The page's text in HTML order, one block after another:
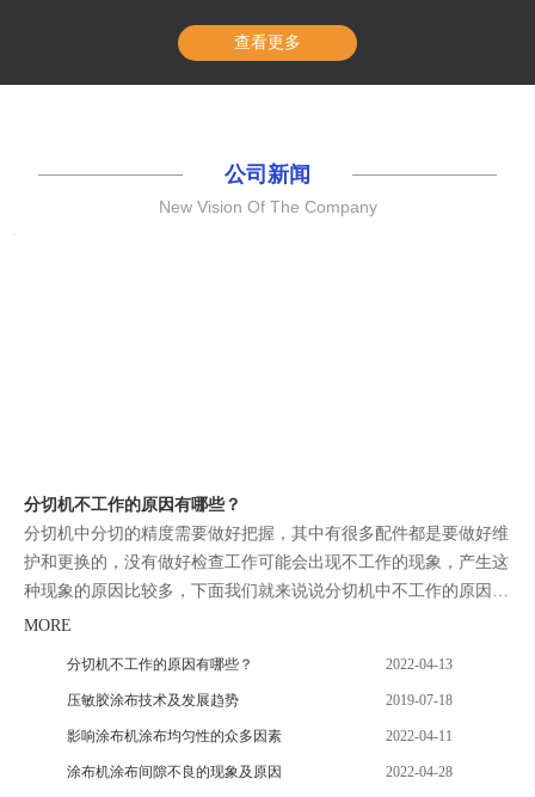
查看更多
公司新闻
New Vision Of The Company
分切机不工作的原因有哪些？
分切机中分切的精度需要做好把握，其中有很多配件都是要做好维
护和更换的，没有做好检查工作可能会出现不工作的现象，产生这
种现象的原因比较多，下面我们就来说说分切机中不工作的原因有
哪些。
MORE
分切机不工作的原因有哪些？ 2022-04-13
压敏胶涂布技术及发展趋势 2019-07-18
影响涂布机涂布均匀性的众多因素 2022-04-11
涂布机涂布间隙不良的现象及原因 2022-04-28